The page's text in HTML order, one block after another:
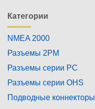
Категории
NMEA 2000
Разъемы 2PM
Разъемы серии PC
Разъемы серии OHS
Подводные коннекторы